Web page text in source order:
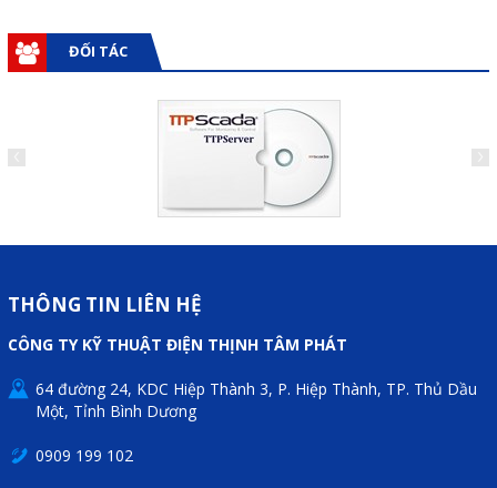
ĐỐI TÁC
THÔNG TIN LIÊN HỆ
CÔNG TY KỸ THUẬT ĐIỆN THỊNH TÂM PHÁT
64 đường 24, KDC Hiệp Thành 3, P. Hiệp Thành, TP. Thủ Dầu
Một, Tỉnh Bình Dương
0909 199 102